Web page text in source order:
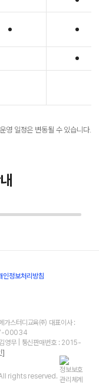
영 일정은 변동될 수 있습니다.
인정보처리방침
스터디교육㈜ 대표이사 :
00034
영무 | 통신판매번호 : 2015-
]
rights reserved.